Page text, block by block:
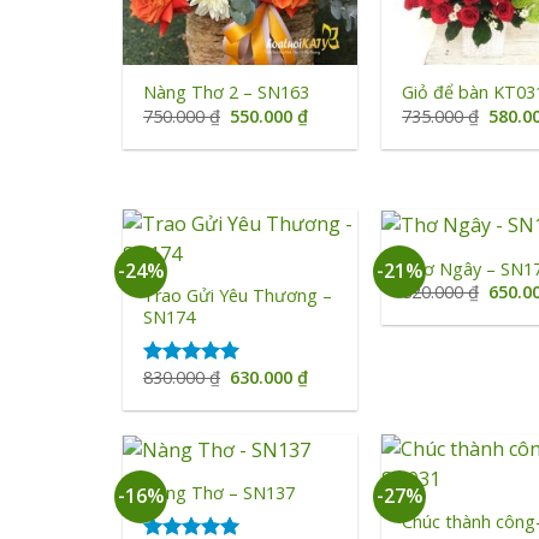
+
Nàng Thơ 2 – SN163
750.000₫ Giá
là:
550.000₫Giá
tại
Giỏ để bàn
735.000₫ Giá
là:
-24%
+
Trao Gửi Yêu Thương –
SN174
Được xếp
5 sao
830.000₫ Giá
là:
630.000₫Giá
tại
630.000 ₫.
-21%
+
Thơ Ngây –
820.000₫ Giá
là:
-16%
+
Nàng Thơ – SN137 -27%
+
Chúc thành